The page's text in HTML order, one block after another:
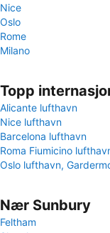
Nice
Oslo
Rome
Milano
Topp
Alicante lufthavn
Nice lufthavn
Barcelona lufthavn
Roma Fiumicino
Oslo lufthavn,
Nær Sunbury
Feltham